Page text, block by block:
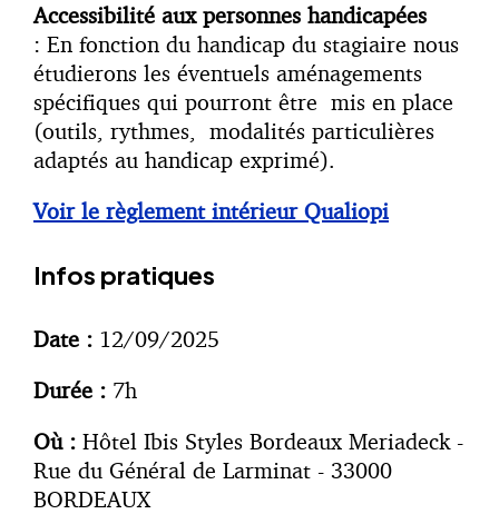
Accessibilité aux personnes handicapées
: En fonction du handicap du stagiaire nous
étudierons les éventuels aménagements
spécifiques qui pourront être mis en place
(outils, rythmes, modalités particulières
adaptés au handicap exprimé).
Voir le règlement intérieur Qualiopi
Infos pratiques
Date : 12/09/2025
Durée : 7h
Où : Hôtel Ibis Styles Bordeaux Meriadeck -
Rue du Général de Larminat - 33000
BORDEAUX